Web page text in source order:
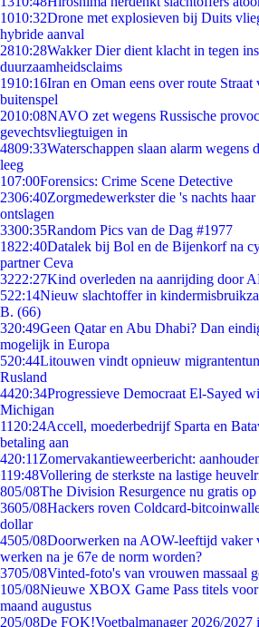
1010:32Drone met explosieven bij Duits
hybride aanval
2810:28Wakker Dier dient klacht in tegen
duurzaamheidsclaims
1910:16Iran en Oman eens over route
buitenspel
2010:08NAVO zet wegens Russische
gevechtsvliegtuigen in
4809:33Waterschappen slaan alarm wegens
leeg
107:00Forensics: Crime Scene Detective
2306:40Zorgmedewerkster die 's nachts
ontslagen
3300:35Random Pics van de Dag #1977
1822:40Datalek bij Bol en de Bijenkorf na
partner Ceva
3222:27Kind overleden na aanrijding door
522:14Nieuw slachtoffer in
B. (66)
320:49Geen Qatar en Abu Dhabi? Dan
mogelijk in Europa
520:44Litouwen vindt opnieuw
Rusland
4420:34Progressieve Democraat El-Sayed
Michigan
11 20:24Accell, moederbedrijf Sparta en
betaling aan
420:11 Zomervakantieweerbericht:
119:48Vollering de sterkste na lastige
805/08The Division Resurgence nu gratis op
3605/08Hackers roven Coldcard-
dollar
4505/08Doorwerken na AOW-leeftijd vaker
werken na je 67e de norm worden?
3705/08Vinted-foto's van vrouwen massaal
105/08Nieuwe XBOX Game Pass titels voor
maand augustus
205/08De FOK!Voetbalmanager 2026/2027